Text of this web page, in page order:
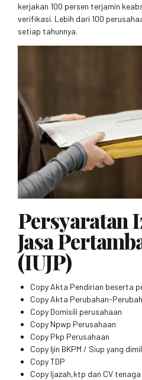
kerjakan 100 persen terjamin
verifikasi. Lebih dari 100
setiap tahunnya.
Persyaratan
Jasa
(IUJP)
Copy Akta Pendirian beserta
Copy Akta Perubahan-
Copy Domisili perusahaan
Copy Npwp Perusahaan
Copy Pkp Perusahaan
Copy Ijin BKPM / Siup yang
Copy TDP
Copy Ijazah,ktp dan CV tenaga